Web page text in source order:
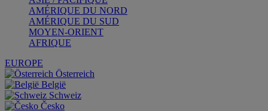
AMÉRIQUE DU NORD
AMÉRIQUE DU SUD
MOYEN-ORIENT
AFRIQUE
EUROPE
Österreich
België
Schweiz
Česko